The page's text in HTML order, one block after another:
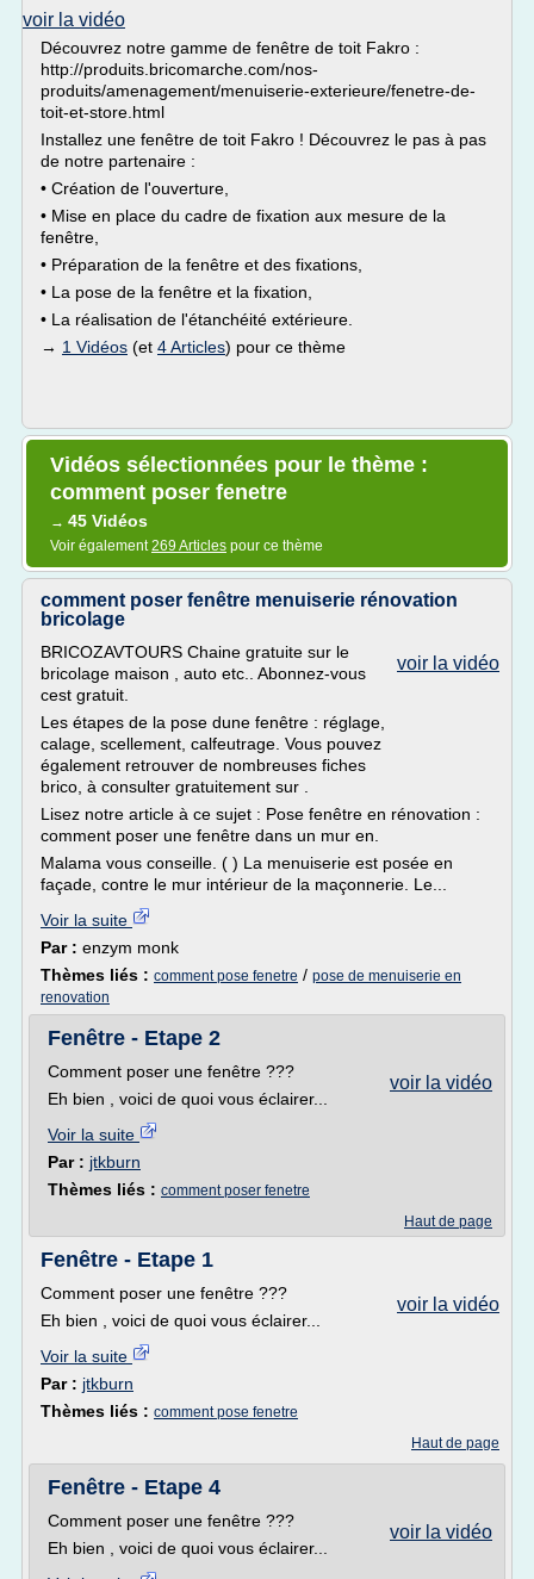
voir la vidéo
Découvrez notre gamme de fenêtre de toit Fakro :
http://produits.bricomarche.com/nos-
produits/amenagement/menuiserie-exterieure/fenetre-de-
toit-et-store.html
Installez une fenêtre de toit Fakro ! Découvrez le pas à pas
de notre partenaire :
• Création de l'ouverture,
• Mise en place du cadre de fixation aux mesure de la
fenêtre,
• Préparation de la fenêtre et des fixations,
• La pose de la fenêtre et la fixation,
• La réalisation de l'étanchéité extérieure.
→ 1 Vidéos (et 4 Articles) pour ce thème
Vidéos sélectionnées pour le thème :
comment poser fenetre
→ 45 Vidéos
Voir également269 Articles pour ce thème
comment poser fenêtre menuiserie rénovation
bricolage
voir la vidéo
BRICOZAVTOURS Chaine gratuite sur le
bricolage maison , auto etc.. Abonnez-vous
cest gratuit.
Les étapes de la pose dune fenêtre : réglage,
calage, scellement, calfeutrage. Vous pouvez
également retrouver de nombreuses fiches
brico, à consulter gratuitement sur .
Lisez notre article à ce sujet : Pose fenêtre en rénovation :
comment poser une fenêtre dans un mur en.
Malama vous conseille. ( ) La menuiserie est posée en
façade, contre le mur intérieur de la maçonnerie. Le...
Voir la suite
Par : enzym monk
Thèmes liés : comment pose fenetre / pose de menuiserie en
renovation
Fenêtre - Etape 2
voir la vidéo
Comment poser une fenêtre ???
Eh bien , voici de quoi vous éclairer...
Voir la suite
Par : jtkburn
Thèmes liés : comment poser fenetre
Haut de page
Fenêtre - Etape 1
voir la vidéo
Comment poser une fenêtre ???
Eh bien , voici de quoi vous éclairer...
Voir la suite
Par : jtkburn
Thèmes liés : comment pose fenetre
Haut de page
Fenêtre - Etape 4
voir la vidéo
Comment poser une fenêtre ???
Eh bien , voici de quoi vous éclairer...